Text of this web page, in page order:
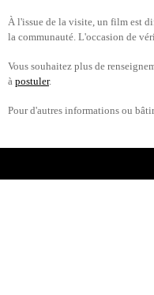
À l'issue de la visite, un film est
la communauté. L'occasion de
Vous souhaitez plus de
à postuler.
Pour d'autres informations ou